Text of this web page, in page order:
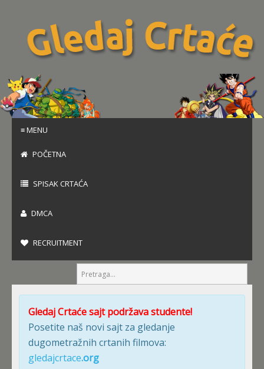
≡ MENU
POČETNA
SPISAK CRTAĆA
DMCA
RECRUITMENT
Gledaj Crtaće sajt podržava studente!
Posetite naš novi sajt za gledanje
dugometražnih crtanih filmova:
gledajcrtace.org